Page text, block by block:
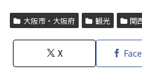
大阪市・大阪府 観光 関
X